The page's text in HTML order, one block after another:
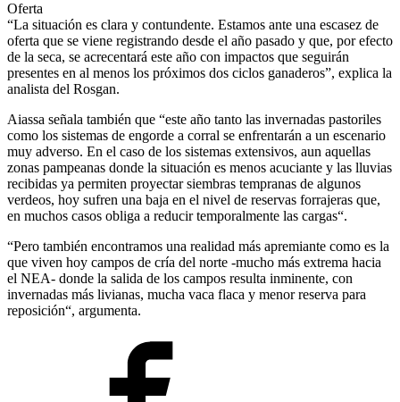
Oferta
“La situación es clara y contundente. Estamos ante una escasez de
oferta que se viene registrando desde el año pasado y que, por efecto
de la seca, se acrecentará este año con impactos que seguirán
presentes en al menos los próximos dos ciclos ganaderos”, explica la
analista del Rosgan.
Aiassa señala también que “este año tanto las invernadas pastoriles
como los sistemas de engorde a corral se enfrentarán a un escenario
muy adverso. En el caso de los sistemas extensivos, aun aquellas
zonas pampeanas donde la situación es menos acuciante y las lluvias
recibidas ya permiten proyectar siembras tempranas de algunos
verdeos, hoy sufren una baja en el nivel de reservas forrajeras que,
en muchos casos obliga a reducir temporalmente las cargas“.
“Pero también encontramos una realidad más apremiante como es la
que viven hoy campos de cría del norte -mucho más extrema hacia
el NEA- donde la salida de los campos resulta inminente, con
invernadas más livianas, mucha vaca flaca y menor reserva para
reposición“, argumenta.